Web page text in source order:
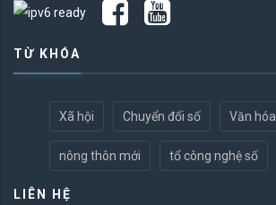
TỪ KHÓA
Xã hội Chuyển đổi số Văn hóa
nông thôn mới tổ công nghệ số
LIÊN HỆ